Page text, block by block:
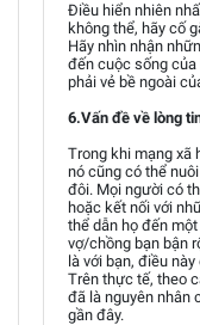
Điều hiển nhiên
không thể, hãy cố
Hãy nhìn nhận
đến cuộc sống
phải vẻ bề ngoài
6.Vấn đề về lòng
Trong khi mạng xã
nó cũng có thể
đôi. Mọi người có
hoặc kết nối với
thể dẫn họ đến
vợ/chồng bạn bận
là với bạn, điều
Trên thực tế, theo
đã là nguyên nhân
gần đây.